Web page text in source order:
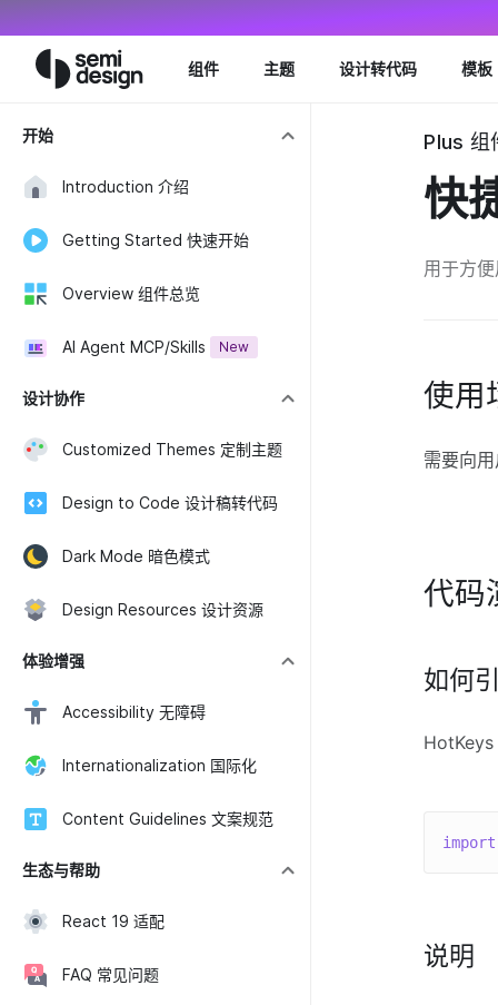
组件 主题 设计转代码 模板
开始
Introduction 介绍
Getting Started 快速开始
Overview 组件总览
AI Agent MCP/Skills New
设计协作
Customized Themes 定制主题
Design to Code 设计稿转代码
Dark Mode 暗色模式
Design Resources 设计资源
体验增强
Accessibility 无障碍
Internationalization 国际化
Content Guidelines 文案规范
生态与帮助
React 19 适配
FAQ 常见问题
Plus 组
快
用于方
使用
需要向
代码
如何
import
说明